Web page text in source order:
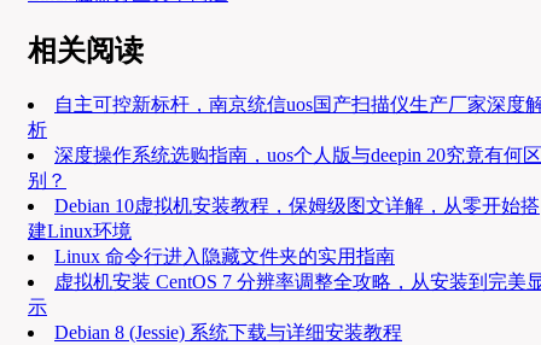
相关阅读
自主可控新标杆，南京统信uos国产扫描仪生产厂家深度
析
深度操作系统选购指南，uos个人版与deepin 20究竟有何区
别？
Debian 10虚拟机安装教程，保姆级图文详解，从零开始搭
建Linux环境
Linux 命令行进入隐藏文件夹的实用指南
虚拟机安装 CentOS 7 分辨率调整全攻略，从安装到完美
示
Debian 8 (Jessie) 系统下载与详细安装教程